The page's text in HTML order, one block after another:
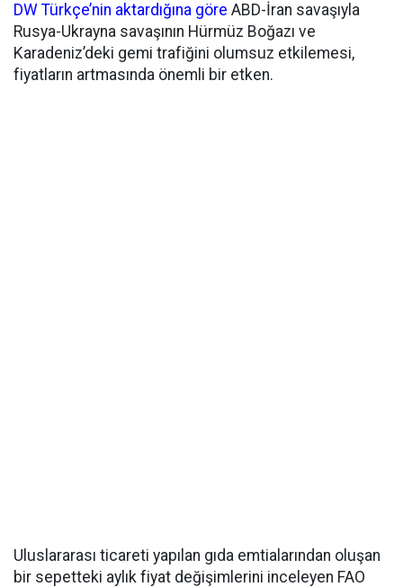
DW Türkçe’nin aktardığına göre ABD-İran savaşıyla
Rusya-Ukrayna savaşının Hürmüz Boğazı ve
Karadeniz’deki gemi trafiğini olumsuz etkilemesi,
fiyatların artmasında önemli bir etken.
Uluslararası ticareti yapılan gıda emtialarından oluşan
bir sepetteki aylık fiyat değişimlerini inceleyen FAO